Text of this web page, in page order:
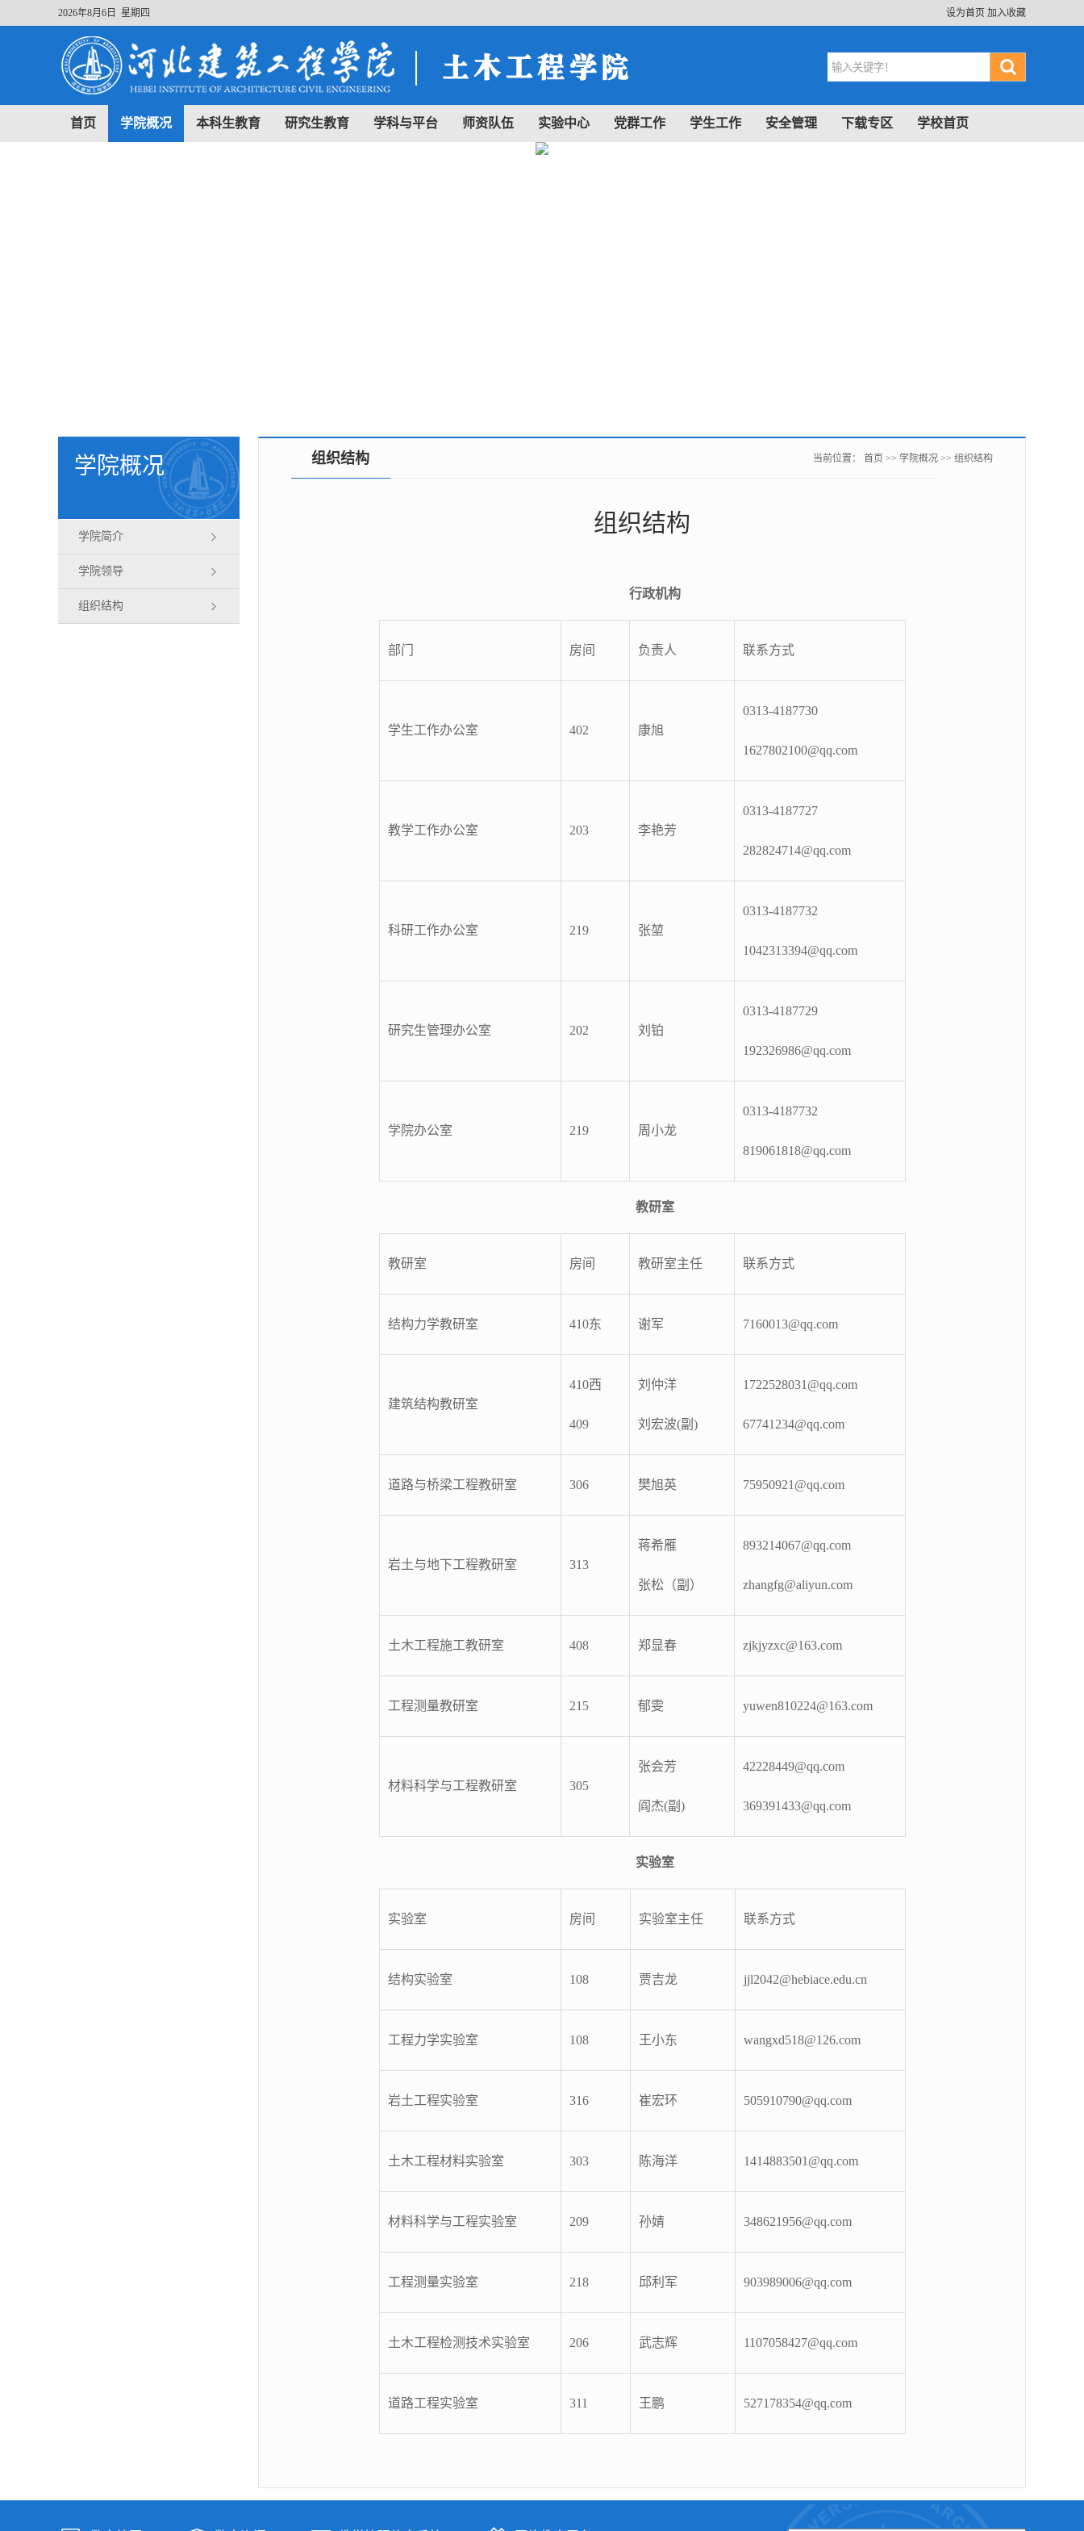
2026年8月6日 星期四 设为首页 加入收藏
首页 学院概况 本科生教育 研究生教育 学科与平台 师资队伍 实验中心 党群工作 学生工作 安全管理 下载专区 学校首页
学院概况
学院简介
学院领导
组织结构
组织结构 当前位置： 首页 >> 学院概况 >> 组织结构
组织结构
行政机构
部门 房间 负责人 联系方式
学生工作办公室 402 康旭
0313-4187730
1627802100@qq.com
教学工作办公室 203 李艳芳
0313-4187727
282824714@qq.com
科研工作办公室 219 张堃
0313-4187732
1042313394@qq.com
研究生管理办公室 202 刘铂
0313-4187729
192326986@qq.com
学院办公室 219 周小龙
0313-4187732
819061818@qq.com
教研室
教研室 房间 教研室主任 联系方式
结构力学教研室 410东 谢军 7160013@qq.com
建筑结构教研室
410西
409
刘仲洋
刘宏波(副)
1722528031@qq.com
67741234@qq.com
道路与桥梁工程教研室 306 樊旭英 75950921@qq.com
岩土与地下工程教研室 313
蒋希雁
张松（副）
893214067@qq.com
zhangfg@aliyun.com
土木工程施工教研室 408 郑显春 zjkjyzxc@163.com
工程测量教研室 215 郁雯 yuwen810224@163.com
材料科学与工程教研室 305
张会芳
阎杰(副)
42228449@qq.com
369391433@qq.com
实验室
实验室 房间 实验室主任 联系方式
结构实验室 108 贾吉龙 jjl2042@hebiace.edu.cn
工程力学实验室 108 王小东 wangxd518@126.com
岩土工程实验室 316 崔宏环 505910790@qq.com
土木工程材料实验室 303 陈海洋 1414883501@qq.com
材料科学与工程实验室 209 孙婧 348621956@qq.com
工程测量实验室 218 邱利军 903989006@qq.com
土木工程检测技术实验室 206 武志辉 1107058427@qq.com
道路工程实验室 311 王鹏 527178354@qq.com